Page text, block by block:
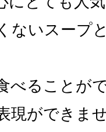
ないスープ
食べること
現ができま